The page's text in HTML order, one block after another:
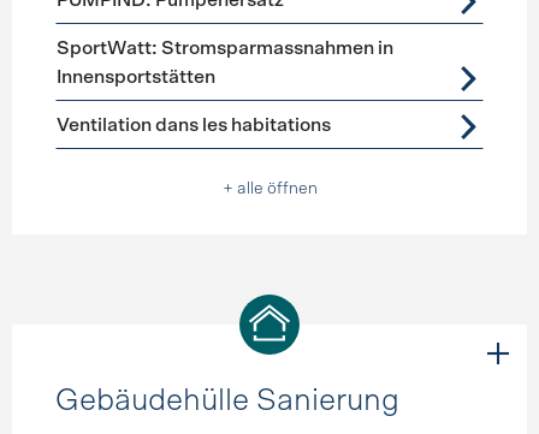
SportWatt: Stromsparmassnahmen in
Innensportstätten
Ventilation dans les habitations
+ alle öffnen
Gebäudehülle Sanierung